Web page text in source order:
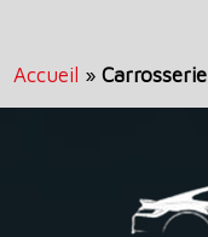
Accueil »Carrosserie